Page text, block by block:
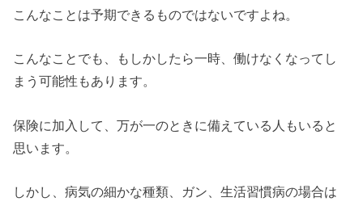
こんなことは予期できるものではないですよね。
こんなことでも、もしかしたら一時、働けなくなってし
まう可能性もあります。
保険に加入して、万が一のときに備えている人もいると
思います。
しかし、病気の細かな種類、ガン、生活習慣病の場合は